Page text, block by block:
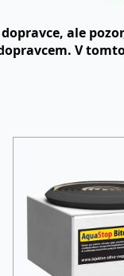
ale
V